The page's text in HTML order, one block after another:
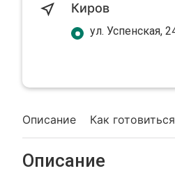
Описание Как готовиться
Описание
Киров
ул. Успенская,